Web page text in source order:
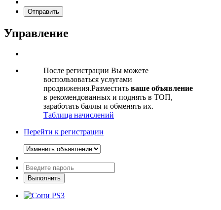
Отправить
Управление
После регистрации Вы можете
воспользоваться услугами
продвижения.Разместить ваше объявление
в рекомендованных и поднять в ТОП,
заработать баллы и обменять их.
Таблица начислений
Перейти к регистрации